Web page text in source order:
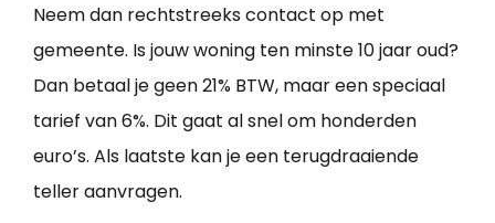
Neem dan rechtstreeks contact op met
gemeente. Is jouw woning ten minste 10 jaar oud?
Dan betaal je geen 21% BTW, maar een speciaal
tarief van 6%. Dit gaat al snel om honderden
euro’s. Als laatste kan je een terugdraaiende
teller aanvragen.